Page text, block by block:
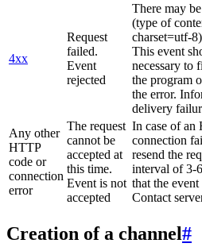
4xx
Request
failed.
Event
rejected
There may
(type of
charset=utf-
This event
necessary to
the program
the error.
delivery
Any other
HTTP
code or
connection
error
The request
cannot be
accepted at
this time.
Event is not
accepted
In case of an
connection
resend the
interval of 3-
that the
Contact
Creation of a channel#